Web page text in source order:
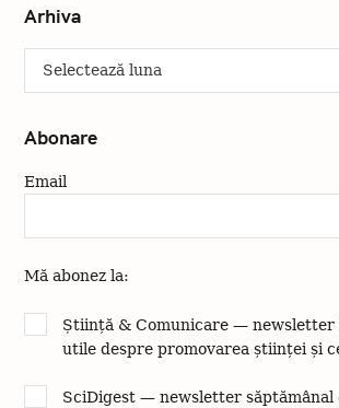
Arhiva
a
Abonare
Email
Mă abonez la:
Știință & Comunicare — newsletter
utile despre promovarea științei și
SciDigest — newsletter